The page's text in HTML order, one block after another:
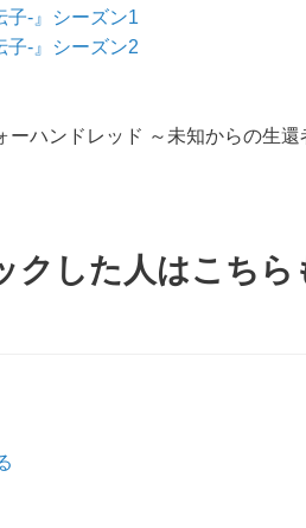
子-』シーズン1
子-』シーズン2
ーハンドレッド ～未知からの生還
クした人はこちら